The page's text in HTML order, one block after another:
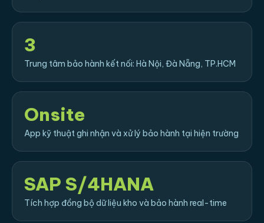
3
Trung tâm bảo hành kết nối: Hà Nội, Đà Nẵng, TP.HCM
Onsite
App kỹ thuật ghi nhận và xử lý bảo hành tại hiện trường
SAP S/4HANA
Tích hợp đồng bộ dữ liệu kho và bảo hành real-time